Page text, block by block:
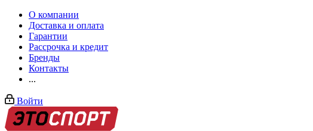
О компании
Доставка и оплата
Гарантии
Рассрочка и кредит
Бренды
Контакты
...
Войти